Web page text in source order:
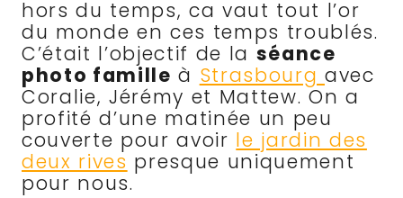
hors du temps, ca vaut tout l’or
du monde en ces temps troublés.
C’était l’objectif de la séance
photo famille à Strasbourg avec
Coralie, Jérémy et Mattew. On a
profité d’une matinée un peu
couverte pour avoir le jardin des
deux rives presque uniquement
pour nous.